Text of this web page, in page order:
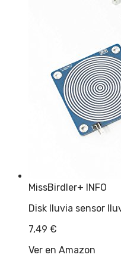
MissBirdler+ INFO
Disk lluvia sensor
7,49 €
Ver en Amazon